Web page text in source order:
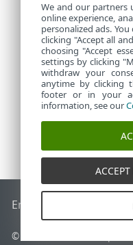
End of Life Databáza
© 1992 - 2026 ESET, spol.
We and our partners
online experience,
personalized ads.
clicking "Accept all
choosing "Accept
settings by clicking
withdraw your
anytime by clicking
footer or in your
information, see our